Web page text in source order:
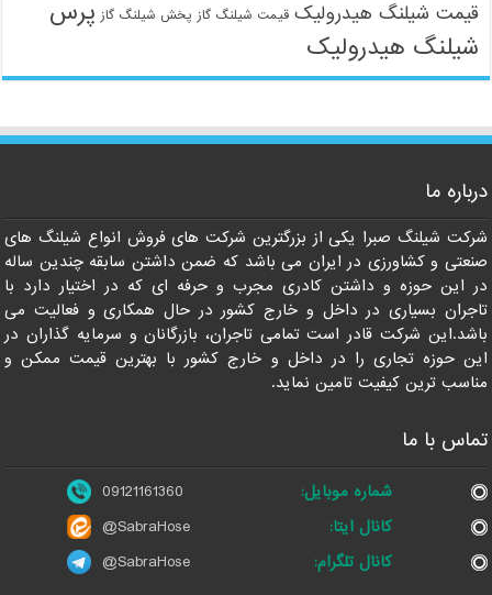
قیمت شیلنگ هیدرولیک قیمت شیلنگ گاز پخش شیلنگ گاز پرس
شیلنگ هیدرولیک
درباره ما
شرکت شیلنگ صبرا یکی از بزرگترین شرکت های فروش انواع شیلنگ های
صنعتی و کشاورزی در ایران می باشد که ضمن داشتن سابقه چندین ساله
در این حوزه و داشتن کادری مجرب و حرفه ای که در اختیار دارد با
تاجران بسیاری در داخل و خارج کشور در حال همکاری و فعالیت می
باشد.این شرکت قادر است تمامی تاجران، بازرگانان و سرمایه گذاران در
این حوزه تجاری را در داخل و خارج کشور با بهترین قیمت ممکن و
مناسب ترین کیفیت تامین نماید.
تماس با ما
شماره موبایل:
09121161360
کانال ایتا:
@SabraHose
کانال تلگرام:
@SabraHose